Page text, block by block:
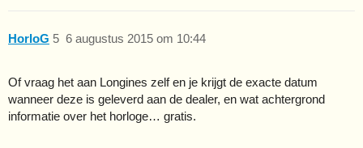
HorloG 6 augustus 2015 om 10:44
5
Of vraag het aan Longines zelf en je krijgt de exacte datum
wanneer deze is geleverd aan de dealer, en wat achtergrond
informatie over het horloge… gratis.